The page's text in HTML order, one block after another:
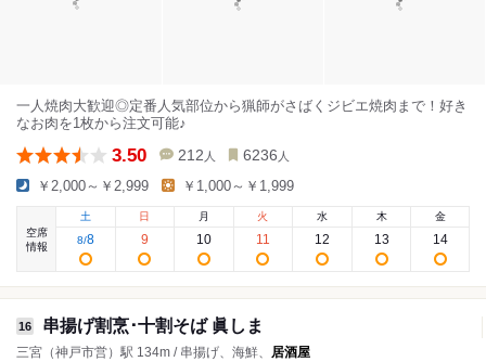
一人焼肉大歓迎◎定番人気部位から猟師がさばくジビエ焼肉まで！好き
なお肉を1枚から注文可能♪
3.50 212 人 6236 人
￥2,000～￥2,999 ￥1,000～￥1,999
空席
情報
土
8/8
日
9
月
10
火
11
水
12
木
13
金
14
16 串揚げ割烹･十割そば 眞しま
三宮（神戸市営）駅 134m / 串揚げ、海鮮、 居酒屋